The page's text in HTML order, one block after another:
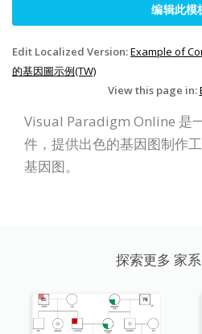
编辑此模
Edit Localized Version:Example of
的基因圖示例(TW)
View this page in:
Visual Paradigm Online 是
件，提供出色的基因图制作
基因图。
探索更多 家